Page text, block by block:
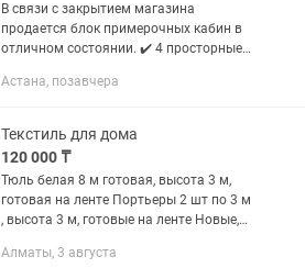
В связи с закрытием магазина
продается блок примерочных кабин в
отличном состоянии. ✔️ 4 просторные
плотными шторами. ✔️ Прочная
Астана, позавчера
Текстиль для дома
120 000 ₸
Тюль белая 8 м готовая, высота 3 м,
готовая на ленте Портьеры 2 шт по 3 м
, высота 3 м, готовые на ленте Новые,
рельефный рисунок Есть возможность
Алматы, 3 августа